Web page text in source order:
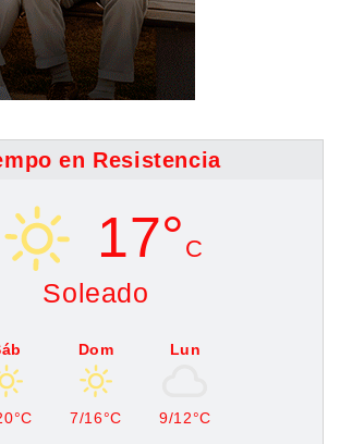
en Resistencia
17° C
Soleado
Dom
7/16°C
Lun
9/12°C